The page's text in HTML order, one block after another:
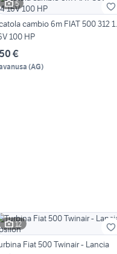
5
cambio 6m FIAT 500 312
100 HP
€
(AG)
12
Fiat 500 Twinair - Lancia